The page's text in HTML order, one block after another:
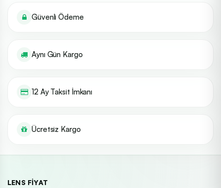
Güvenli Ödeme
Aynı Gün Kargo
12 Ay Taksit İmkanı
Ücretsiz Kargo
LENS FIYAT